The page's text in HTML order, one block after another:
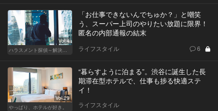
Vol.4
ハラスメント探偵～解決編～
「お仕事できないんでちゅか？」と嘲笑
う、スーパー上司のやりたい放題に限界！
匿名の内部通報の結末
ライフスタイル 6
Vol.29
やっぱり、ホテルが好き。
“暮らすように泊まる”。渋谷に誕生した長
期滞在型ホテルで、仕事も捗る快適ステ
イ！
ライフスタイル